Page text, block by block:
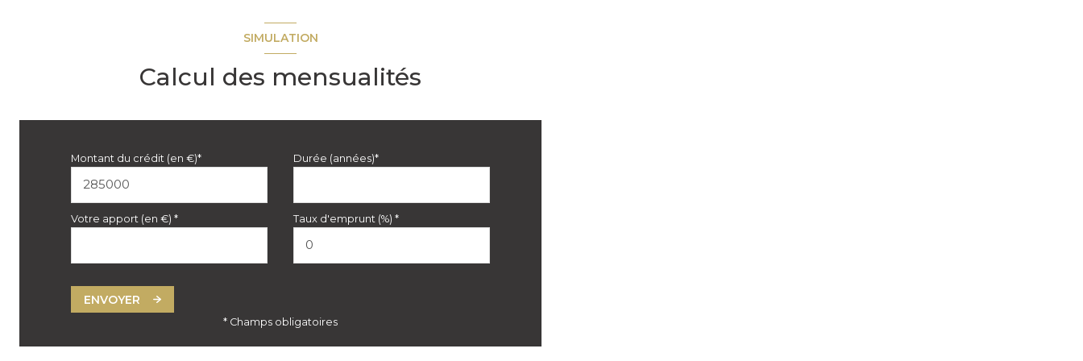
SIMULATION
Calcul des mensualités
Montant du crédit (en €)* Durée (années)*
Votre apport (en €) * Taux d'emprunt (%) *
ENVOYER
* Champs obligatoires